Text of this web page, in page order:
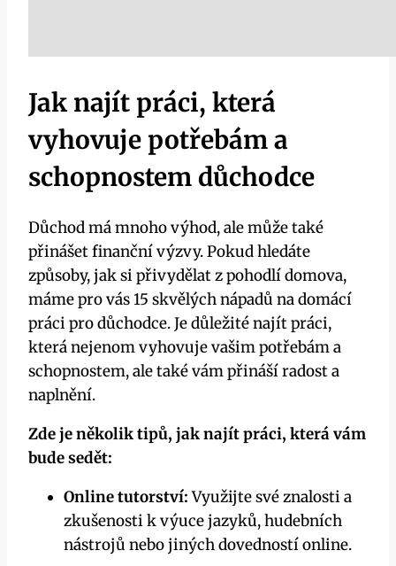
Jak najít práci, která
vyhovuje potřebám a
schopnostem důchodce
Důchod má mnoho výhod, ale může také
přinášet finanční výzvy. Pokud hledáte
způsoby, jak si přivydělat z pohodlí domova,
máme pro vás 15 skvělých nápadů na domácí
práci pro důchodce. Je důležité najít práci,
která nejenom vyhovuje vašim potřebám a
schopnostem, ale také vám přináší radost a
naplnění.
Zde je několik tipů, jak najít práci, která vám
bude sedět:
Online tutorství:Využijte své znalosti a
zkušenosti k výuce jazyků, hudebních
nástrojů nebo jiných dovedností online.